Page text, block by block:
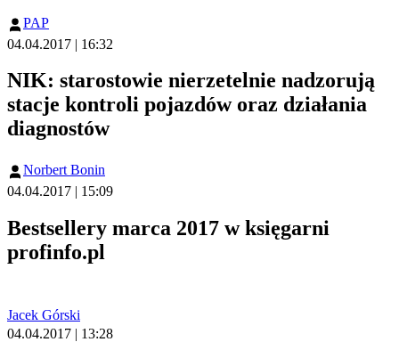
PAP
04.04.2017 | 16:32
NIK: starostowie nierzetelnie nadzorują
stacje kontroli pojazdów oraz działania
diagnostów
Norbert Bonin
04.04.2017 | 15:09
Bestsellery marca 2017 w księgarni
profinfo.pl
Jacek Górski
04.04.2017 | 13:28